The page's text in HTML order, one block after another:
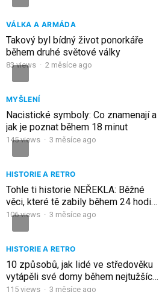
VÁLKA A ARMÁDA
Takový byl bídný život ponorkáře
během druhé světové války
83views · 2 měsíce ago
MYŠLENÍ
Nacistické symboly: Co znamenají a
jak je poznat během 18 minut
145views · 3 měsíce ago
HISTORIE A RETRO
Tohle ti historie NEŘEKLA: Běžné
věci, které tě zabily během 24 hodin
ve STŘEDOVĚKU!
106views · 3 měsíce ago
HISTORIE A RETRO
10 způsobů, jak lidé ve středověku
vytápěli své domy během nejtužších
zim
115 views · 3 měsíce ago